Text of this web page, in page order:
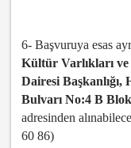
6- Başvuruya esas
Kültür Varlıkları
Dairesi
Bulvarı No:4 B
adresinden
60 86)